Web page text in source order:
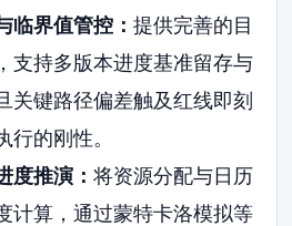
临界值管控： 提供完善的目
支持多版本进度基准留存与
关键路径偏差触及红线即刻
行的刚性。
度推演： 将资源分配与日历
计算，通过蒙特卡洛模拟等